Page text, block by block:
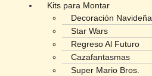
Kits para Montar
Decoración Navideña
Star Wars
Regreso Al Futuro
Cazafantasmas
Super Mario Bros.